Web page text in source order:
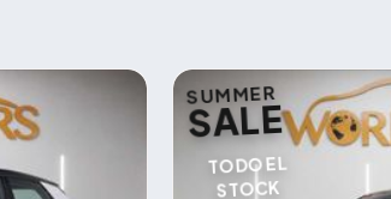
SUMMER
SALE
TODO EL
STOCK